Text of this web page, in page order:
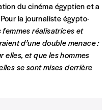
7305
le numéro de
dans le mail de
“participation
du cinéma égyptien et a
la journaliste égypto-
femmes réalisatrices et
d’une double menace :
et que les hommes
se sont mises derrière